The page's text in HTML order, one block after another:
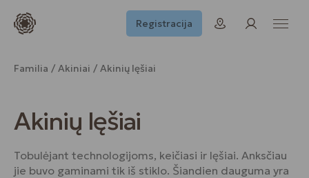
Registracija
Familia Akiniai Akinių lęšiai
Akinių lęšiai
Tobulėjant technologijoms, keičiasi ir lęšiai. Anksčiau
jie buvo gaminami tik iš stiklo. Šiandien dauguma yra